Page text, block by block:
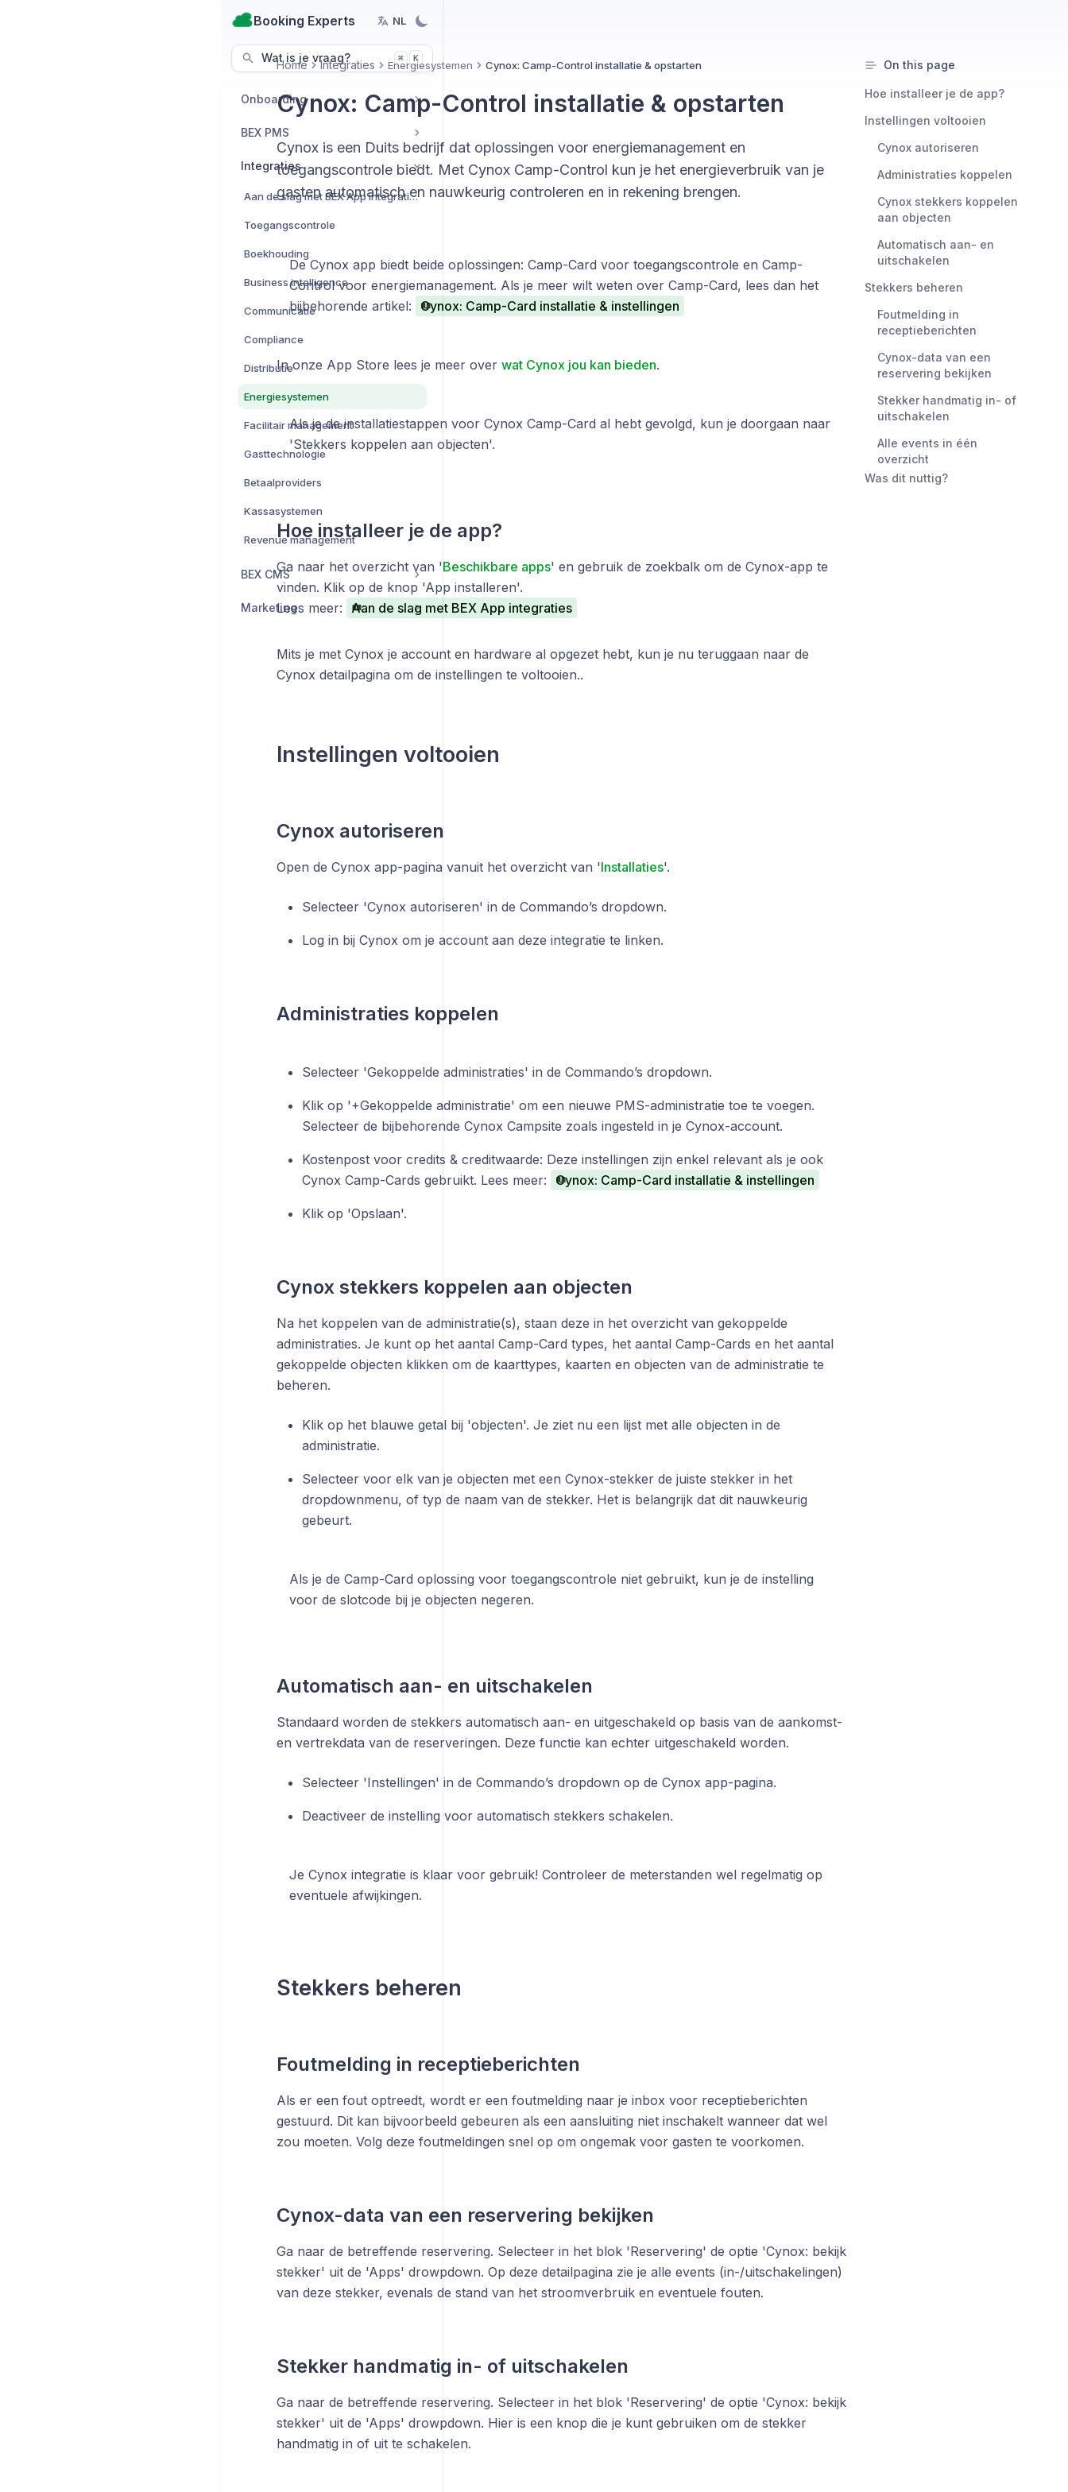
Booking Experts NL
Wat is je vraag? ⌘ K
Onboarding
BEX PMS
Integraties
Aan de slag met BEX App integraties
Toegangscontrole
Boekhouding
Business intelligence
Communicatie
Compliance
Distributie
Energiesystemen
Facilitair management
Gasttechnologie
Betaalproviders
Kassasystemen
Revenue management
BEX CMS
Marketing
Home Integraties Energiesystemen Cynox: Camp-Control installatie & opstarten
Cynox: Camp-Control installatie & opstarten
Cynox is een Duits bedrijf dat oplossingen voor energiemanagement en
toegangscontrole biedt. Met Cynox Camp-Control kun je het energieverbruik van je
gasten automatisch en nauwkeurig controleren en in rekening brengen.
De Cynox app biedt beide oplossingen: Camp-Card voor toegangscontrole en Camp-
Control voor energiemanagement. Als je meer wilt weten over Camp-Card, lees dan het
bijbehorende artikel:
Cynox: Camp-Card installatie & instellingen
In onze App Store lees je meer over wat Cynox jou kan bieden.
Als je de installatiestappen voor Cynox Camp-Card al hebt gevolgd, kun je doorgaan naar
'Stekkers koppelen aan objecten'.
Hoe installeer je de app?
Ga naar het overzicht van 'Beschikbare apps' en gebruik de zoekbalk om de Cynox-app te
vinden. Klik op de knop 'App installeren'.
Lees meer:
Aan de slag met BEX App integraties
Mits je met Cynox je account en hardware al opgezet hebt, kun je nu teruggaan naar de
Cynox detailpagina om de instellingen te voltooien..
Instellingen voltooien
Cynox autoriseren
Open de Cynox app-pagina vanuit het overzicht van 'Installaties'.
Selecteer 'Cynox autoriseren' in de Commando’s dropdown.
Log in bij Cynox om je account aan deze integratie te linken.
Administraties koppelen
Selecteer 'Gekoppelde administraties' in de Commando’s dropdown.
Klik op '+Gekoppelde administratie' om een nieuwe PMS-administratie toe te voegen.
Selecteer de bijbehorende Cynox Campsite zoals ingesteld in je Cynox-account.
Kostenpost voor credits & creditwaarde: Deze instellingen zijn enkel relevant als je ook
Cynox Camp-Cards gebruikt. Lees meer:
Cynox: Camp-Card installatie & instellingen
Klik op 'Opslaan'.
Cynox stekkers koppelen aan objecten
Na het koppelen van de administratie(s), staan deze in het overzicht van gekoppelde
administraties. Je kunt op het aantal Camp-Card types, het aantal Camp-Cards en het aantal
gekoppelde objecten klikken om de kaarttypes, kaarten en objecten van de administratie te
beheren.
Klik op het blauwe getal bij 'objecten'. Je ziet nu een lijst met alle objecten in de
administratie.
Selecteer voor elk van je objecten met een Cynox-stekker de juiste stekker in het
dropdownmenu, of typ de naam van de stekker. Het is belangrijk dat dit nauwkeurig
gebeurt.
Als je de Camp-Card oplossing voor toegangscontrole niet gebruikt, kun je de instelling
voor de slotcode bij je objecten negeren.
Automatisch aan- en uitschakelen
Standaard worden de stekkers automatisch aan- en uitgeschakeld op basis van de aankomst-
en vertrekdata van de reserveringen. Deze functie kan echter uitgeschakeld worden.
Selecteer 'Instellingen' in de Commando’s dropdown op de Cynox app-pagina.
Deactiveer de instelling voor automatisch stekkers schakelen.
Je Cynox integratie is klaar voor gebruik! Controleer de meterstanden wel regelmatig op
eventuele afwijkingen.
Stekkers beheren
Foutmelding in receptieberichten
Als er een fout optreedt, wordt er een foutmelding naar je inbox voor receptieberichten
gestuurd. Dit kan bijvoorbeeld gebeuren als een aansluiting niet inschakelt wanneer dat wel
zou moeten. Volg deze foutmeldingen snel op om ongemak voor gasten te voorkomen.
Cynox-data van een reservering bekijken
Ga naar de betreffende reservering. Selecteer in het blok 'Reservering' de optie 'Cynox: bekijk
stekker' uit de 'Apps' drowpdown. Op deze detailpagina zie je alle events (in-/uitschakelingen)
van deze stekker, evenals de stand van het stroomverbruik en eventuele fouten.
Stekker handmatig in- of uitschakelen
Ga naar de betreffende reservering. Selecteer in het blok 'Reservering' de optie 'Cynox: bekijk
stekker' uit de 'Apps' drowpdown. Hier is een knop die je kunt gebruiken om de stekker
handmatig in of uit te schakelen.
On this page
Hoe installeer je de app?
Instellingen voltooien
Cynox autoriseren
Administraties koppelen
Cynox stekkers koppelen
aan objecten
Automatisch aan- en
uitschakelen
Stekkers beheren
Foutmelding in
receptieberichten
Cynox-data van een
reservering bekijken
Stekker handmatig in- of
uitschakelen
Alle events in één
overzicht
Was dit nuttig?